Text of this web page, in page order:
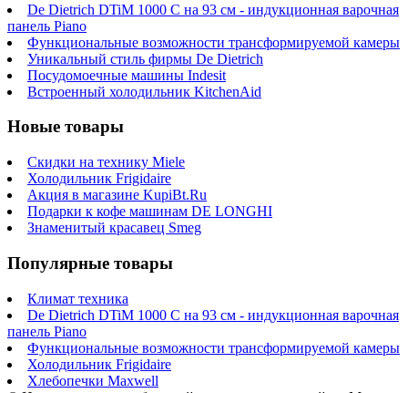
De Dietrich DTiM 1000 C на 93 см - индукционная варочная
панель Piano
Функциональные возможности трансформируемой камеры
Уникальный стиль фирмы De Dietrich
Посудомоечные машины Indesit
Встроенный холодильник KitchenAid
Новые товары
Скидки на технику Miele
Холодильник Frigidaire
Акция в магазине KupiBt.Ru
Подарки к кофе машинам DE LONGHI
Знаменитый красавец Smeg
Популярные товары
Климат техника
De Dietrich DTiM 1000 C на 93 см - индукционная варочная
панель Piano
Функциональные возможности трансформируемой камеры
Холодильник Frigidaire
Хлебопечки Maxwell